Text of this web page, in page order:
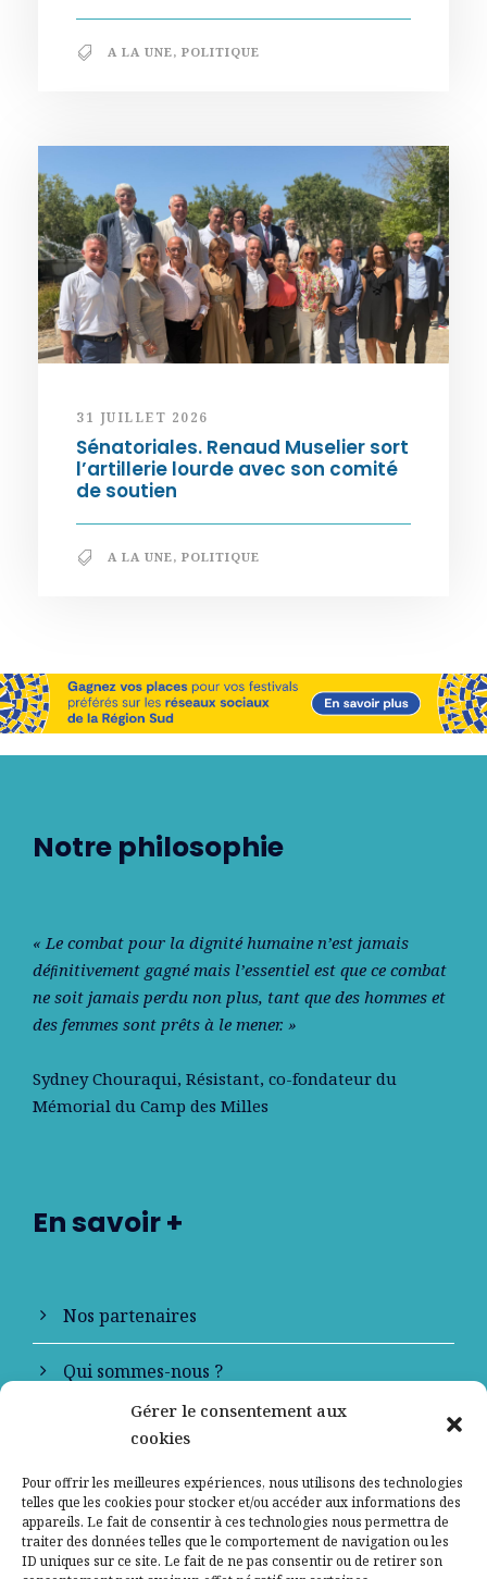
Gérer le consentement aux
cookies
Pour offrir les meilleures expériences, nous utilisons des technologies
telles que les cookies pour stocker et/ou accéder aux informations des
appareils. Le fait de consentir à ces technologies nous permettra de
traiter des données telles que le comportement de navigation ou les
ID uniques sur ce site. Le fait de ne pas consentir ou de retirer son
A LA UNE, POLITIQUE
31 JUILLET 2026
Sénatoriales. Renaud Muselier sort
l’artillerie lourde avec son comité
de soutien
A LA UNE, POLITIQUE
Notre philosophie
« Le combat pour la dignité humaine n’est jamais
déﬁnitivement gagné mais l’essentiel est que ce combat
ne soit jamais perdu non plus, tant que des hommes et
des femmes sont prêts à le mener. »
Sydney Chouraqui, Résistant, co-fondateur du
Mémorial du Camp des Milles
En savoir +
Nos partenaires
Qui sommes-nous ?
Contactez-nous
Mentions légales
Politique de confidentialité